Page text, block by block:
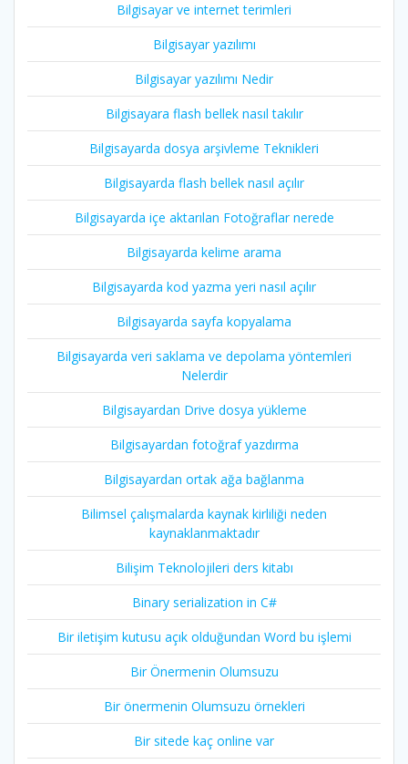
Bilgisayar ve internet terimleri
Bilgisayar yazılımı
Bilgisayar yazılımı Nedir
Bilgisayara flash bellek nasıl takılır
Bilgisayarda dosya arşivleme Teknikleri
Bilgisayarda flash bellek nasıl açılır
Bilgisayarda içe aktarılan Fotoğraflar nerede
Bilgisayarda kelime arama
Bilgisayarda kod yazma yeri nasıl açılır
Bilgisayarda sayfa kopyalama
Bilgisayarda veri saklama ve depolama yöntemleri
Nelerdir
Bilgisayardan Drive dosya yükleme
Bilgisayardan fotoğraf yazdırma
Bilgisayardan ortak ağa bağlanma
Bilimsel çalışmalarda kaynak kirliliği neden
kaynaklanmaktadır
Bilişim Teknolojileri ders kitabı
Binary serialization in C#
Bir iletişim kutusu açık olduğundan Word bu işlemi
Bir Önermenin Olumsuzu
Bir önermenin Olumsuzu örnekleri
Bir sitede kaç online var